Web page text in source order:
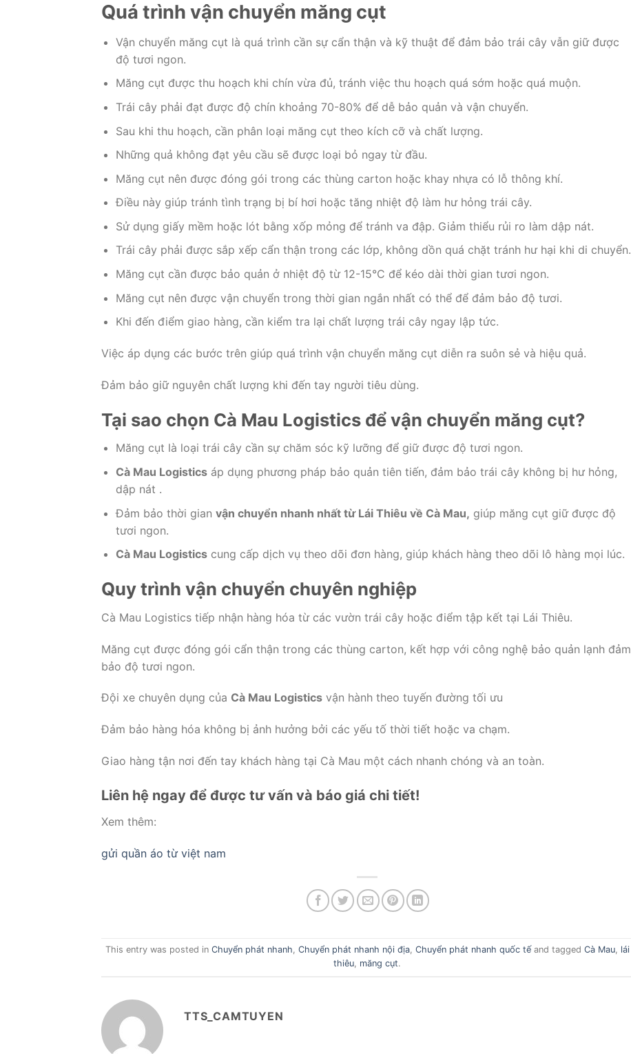
Quá trình vận chuyển măng cụt
Vận chuyển măng cụt là quá trình cần sự cẩn thận và kỹ thuật để đảm bảo trái cây vẫn giữ được
độ tươi ngon.
Măng cụt được thu hoạch khi chín vừa đủ, tránh việc thu hoạch quá sớm hoặc quá muộn.
Trái cây phải đạt được độ chín khoảng 70-80% để dễ bảo quản và vận chuyển.
Sau khi thu hoạch, cần phân loại măng cụt theo kích cỡ và chất lượng.
Những quả không đạt yêu cầu sẽ được loại bỏ ngay từ đầu.
Măng cụt nên được đóng gói trong các thùng carton hoặc khay nhựa có lỗ thông khí.
Điều này giúp tránh tình trạng bị bí hơi hoặc tăng nhiệt độ làm hư hỏng trái cây.
Sử dụng giấy mềm hoặc lót bằng xốp mỏng để tránh va đập. Giảm thiểu rủi ro làm dập nát.
Trái cây phải được sắp xếp cẩn thận trong các lớp, không dồn quá chặt tránh hư hại khi di chuyển.
Măng cụt cần được bảo quản ở nhiệt độ từ 12-15°C để kéo dài thời gian tươi ngon.
Măng cụt nên được vận chuyển trong thời gian ngắn nhất có thể để đảm bảo độ tươi.
Khi đến điểm giao hàng, cần kiểm tra lại chất lượng trái cây ngay lập tức.
Việc áp dụng các bước trên giúp quá trình vận chuyển măng cụt diễn ra suôn sẻ và hiệu quả.
Đảm bảo giữ nguyên chất lượng khi đến tay người tiêu dùng.
Tại sao chọn Cà Mau Logistics để vận chuyển măng cụt?
Măng cụt là loại trái cây cần sự chăm sóc kỹ lưỡng để giữ được độ tươi ngon.
Cà Mau Logisticsáp dụng phương pháp bảo quản tiên tiến, đảm bảo trái cây không bị hư hỏng,
dập nát .
Đảm bảo thời gian vận chuyển nhanh nhất từ Lái Thiêu về Cà Mau, giúp măng cụt giữ được độ
tươi ngon.
Cà Mau Logisticscung cấp dịch vụ theo dõi đơn hàng, giúp khách hàng theo dõi lô hàng mọi lúc.
Quy trình vận chuyển chuyên nghiệp
Cà Mau Logistics tiếp nhận hàng hóa từ các vườn trái cây hoặc điểm tập kết tại Lái Thiêu.
Măng cụt được đóng gói cẩn thận trong các thùng carton, kết hợp với công nghệ bảo quản lạnh đảm
bảo độ tươi ngon.
Đội xe chuyên dụng của Cà Mau Logistics vận hành theo tuyến đường tối ưu
Đảm bảo hàng hóa không bị ảnh hưởng bởi các yếu tố thời tiết hoặc va chạm.
Giao hàng tận nơi đến tay khách hàng tại Cà Mau một cách nhanh chóng và an toàn.
Liên hệ ngay để được tư vấn và báo giá chi tiết!
Xem thêm:
gửi quần áo từ việt nam
This entry was posted in Chuyển phát nhanh Chuyển phát nhanh nội địa, Chuyển phát nhanh quốc tếand tagged Cà Mau, lái
thiêu măng cụt.
TTS_CAMTUYEN